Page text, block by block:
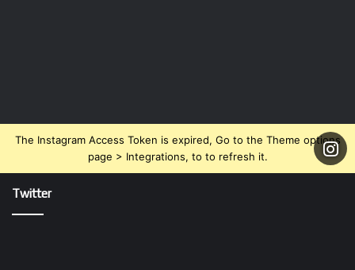
The Instagram Access Token is expired, Go to the Theme options
page > Integrations, to to refresh it.
Twitter